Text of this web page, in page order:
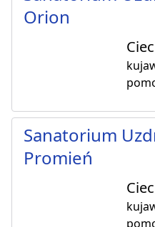
Orion
Sanatorium
Promień